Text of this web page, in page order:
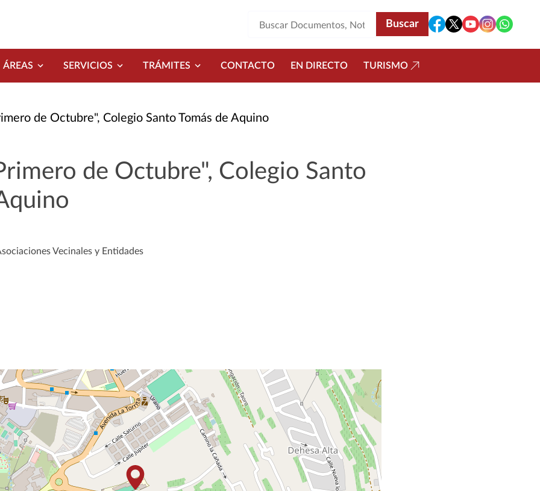
ÁREAS SERVICIOS TRÁMITES CONTACTO EN DIRECTO TURISMO
de Octubre", Colegio Santo Tomás de Aquino
de Octubre", Colegio Santo
Vecinales y Entidades